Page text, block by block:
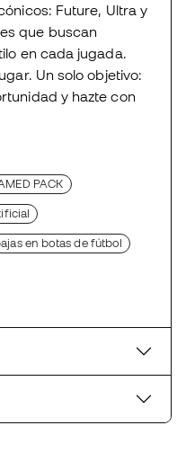
Future, Ultra y
que buscan
en cada jugada.
Un solo objetivo:
y hazte con
PACK
en botas de fútbol